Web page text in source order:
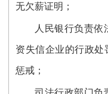
无欠薪证明；
人民银行负责
资失信企业的行政处
惩戒；